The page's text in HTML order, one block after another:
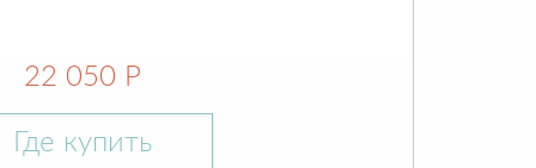
22 050 Р
Где купить